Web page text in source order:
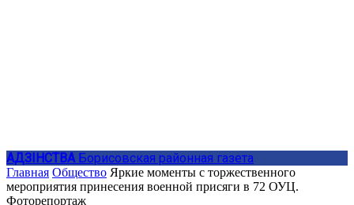
АДЗIНСТВА Борисовская районная газета
Главная Общество Яркие моменты с торжественного
мероприятия принесения военной присяги в 72 ОУЦ.
Фоторепортаж